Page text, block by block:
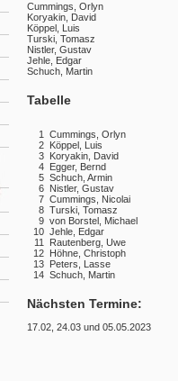
Cummings, Orlyn
Koryakin, David
Köppel, Luis
Turski, Tomasz
Nistler, Gustav
Jehle, Edgar
Schuch, Martin
Tabelle
1
Cummings, Orlyn
2 Köppel, Luis
3 Koryakin, David
4 Egger, Bernd
5 Schuch, Armin
6 Nistler, Gustav
7 Cummings, Nicolai
8 Turski, Tomasz
9 von Borstel, Michael
10 Jehle, Edgar
11
Rautenberg, Uwe
12 Höhne, Christoph
13 Peters, Lasse
14 Schuch, Martin
Nächsten Termine:
17.02, 24.03 und 05.05.2023